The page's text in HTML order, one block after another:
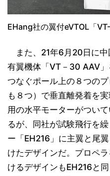
EHang社の翼付eVTOL「
また、21年6月20日に中
有翼機体「VT－30 AAV
つなぐポール上の８つの
も８つ）で垂直離発着を
用の水平モーターがつい
るが、同社が試験飛行を
ー「EH216」に主翼と尾
けたデザインだ。プロペ
けるデザインもEH216と